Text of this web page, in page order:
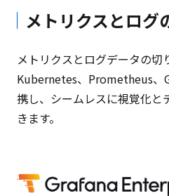
メトリクスとログ
メトリクスとログデータの切
Kubernetes、Prometheus、
携し、シームレスに視覚化と
きます。